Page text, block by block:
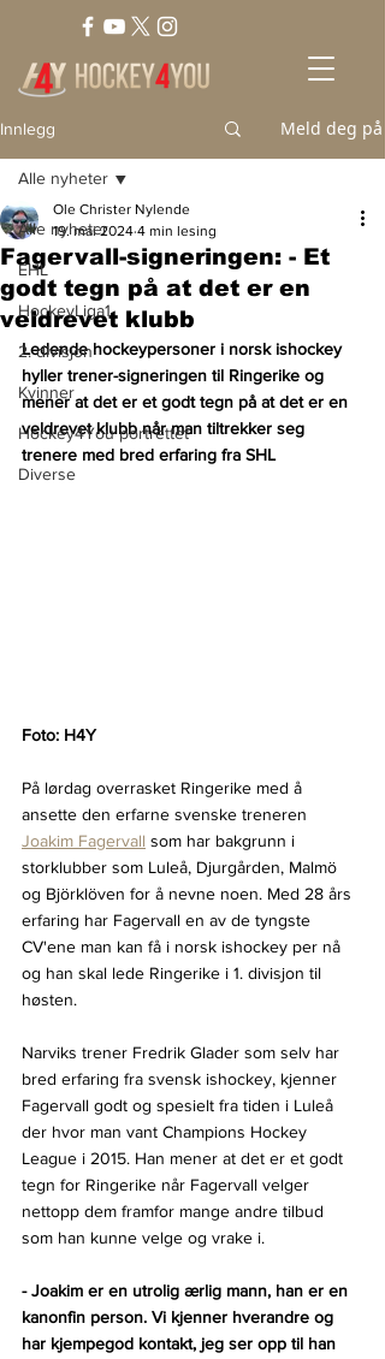
Innlegg Meld deg på
Alle nyheter
EHL
HockeyLiga1
2. divisjon
Kvinner
Hockey4You portrettet
Diverse
Alle nyheter
Fagervall-signeringen: - Et
godt tegn på at det er en
veldrevet klubb
Ole Christer Nylende
19. mai 2024 4 min lesing
Ledende hockeypersoner i norsk ishockey
hyller trener-signeringen til Ringerike og
mener at det er et godt tegn på at det er en
veldrevet klubb når man tiltrekker seg
trenere med bred erfaring fra SHL
Foto: H4Y
På lørdag overrasket Ringerike med å
ansette den erfarne svenske treneren
Joakim Fagervall som har bakgrunn i
storklubber som Luleå, Djurgården, Malmö
og Björklöven for å nevne noen. Med 28 års
erfaring har Fagervall en av de tyngste
CV'ene man kan få i norsk ishockey per nå
og han skal lede Ringerike i 1. divisjon til
høsten.
Narviks trener Fredrik Glader som selv har
bred erfaring fra svensk ishockey, kjenner
Fagervall godt og spesielt fra tiden i Luleå
der hvor man vant Champions Hockey
League i 2015. Han mener at det er et godt
tegn for Ringerike når Fagervall velger
nettopp dem framfor mange andre tilbud
som han kunne velge og vrake i.
- Joakim er en utrolig ærlig mann, han er en
kanonfin person. Vi kjenner hverandre og
har kjempegod kontakt, jeg ser opp til han